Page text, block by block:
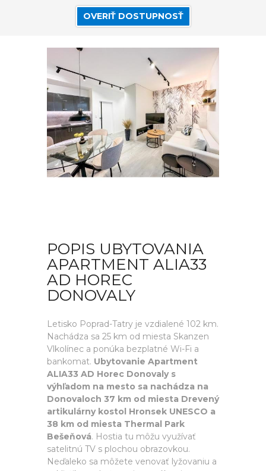
OVERIŤ DOSTUPNOSŤ
POPIS UBYTOVANIA
APARTMENT ALIA33
AD HOREC
DONOVALY
Letisko Poprad-Tatry je vzdialené 102 km.
Nachádza sa 25 km od miesta Skanzen
Vlkolínec a ponúka bezplatné Wi-Fi a
bankomat. Ubytovanie Apartment
ALIA33 AD Horec Donovaly s
výhľadom na mesto sa nachádza na
Donovaloch 37 km od miesta Drevený
artikulárny kostol Hronsek UNESCO a
38 km od miesta Thermal Park
Bešeňová. Hostia tu môžu využívať
satelitnú TV s plochou obrazovkou.
Neďaleko sa môžete venovať lyžovaniu a